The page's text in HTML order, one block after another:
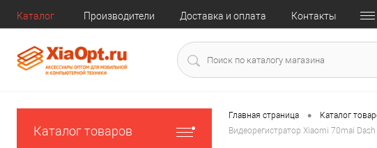
Каталог Производители Доставка и оплата Контакты
Каталог товаров
Главная страница • Каталог
Видеорегистратор Xiaomi 70mai